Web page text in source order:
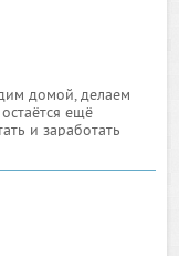
домой, делаем
ещё
и заработать
бы потратить